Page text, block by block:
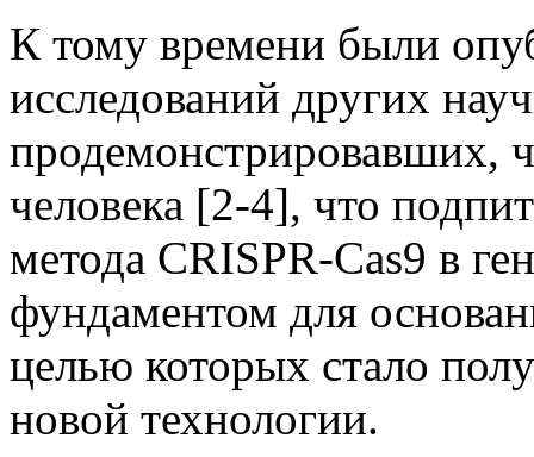
К тому времени были
исследований других
продемонстрировавших,
человека [2-4], что
метода CRISPR-Cas9 в
фундаментом для
целью которых стало
новой технологии.